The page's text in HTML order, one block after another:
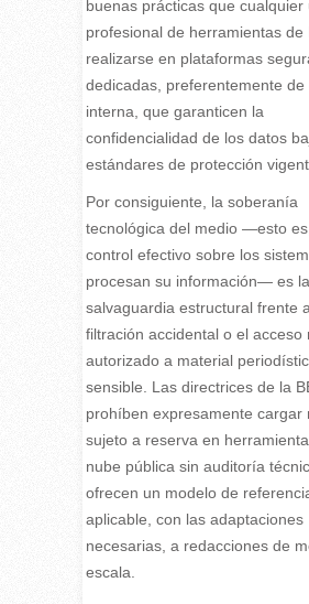
buenas prácticas que cualquier
profesional de herramientas de
realizarse en plataformas
dedicadas, preferentemente de
interna, que garanticen la
confidencialidad de los datos
estándares de protección
Por consiguiente, la soberanía
tecnológica del medio —esto
control efectivo sobre los
procesan su información— es
salvaguardia estructural frente
filtración accidental o el acceso
autorizado a material
sensible. Las directrices de la
prohíben expresamente cargar
sujeto a reserva en
nube pública sin auditoría
ofrecen un modelo de
aplicable, con las adaptaciones
necesarias, a redacciones de
escala.